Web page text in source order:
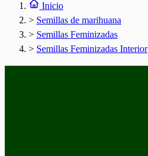
Inicio
> Semillas de marihuana
> Semillas Feminizadas
> Semillas Feminizadas Interior